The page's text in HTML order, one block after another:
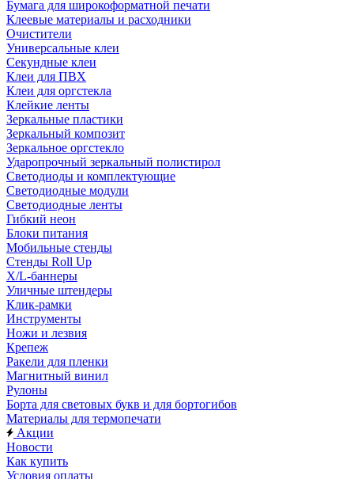
Бумага для широкоформатной печати
Клеевые материалы и расходники
Очистители
Универсальные клеи
Секундные клеи
Клеи для ПВХ
Клеи для оргстекла
Клейкие ленты
Зеркальные пластики
Зеркальный композит
Зеркальное оргстекло
Ударопрочный зеркальный полистирол
Светодиоды и комплектующие
Светодиодные модули
Светодиодные ленты
Гибкий неон
Блоки питания
Мобильные стенды
Стенды Roll Up
X/L-баннеры
Уличные штендеры
Клик-рамки
Инструменты
Ножи и лезвия
Крепеж
Ракели для пленки
Магнитный винил
Рулоны
Борта для световых букв и для бортогибов
Материалы для термопечати
Акции
Новости
Как купить
Условия оплаты